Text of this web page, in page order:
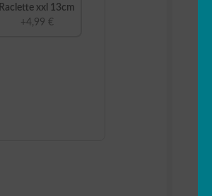
Raclette xxl 13cm
+4,99 €